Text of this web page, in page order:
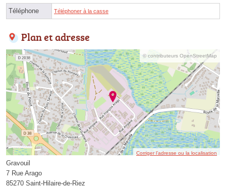
Téléphone Téléphoner à la casse
Plan et adresse
© contributeurs OpenStreetMap
Corriger l’adresse ou la localisation
Gravouil
7 Rue Arago
85270 Saint-Hilaire-de-Riez